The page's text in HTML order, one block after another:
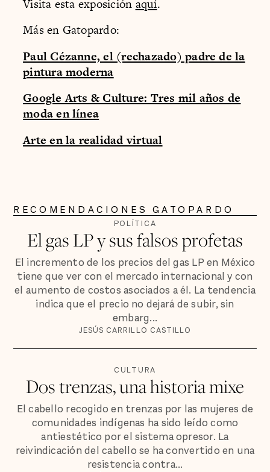
Visita esta exposición aquí.
Más en Gatopardo:
Paul Cézanne, el (rechazado) padre de la
pintura moderna
Google Arts & Culture: Tres mil años de
moda en línea
Arte en la realidad virtual
RECOMENDACIONES GATOPARDO
POLÍTICA
El gas LP y sus falsos profetas
El incremento de los precios del gas LP en México
tiene que ver con el mercado internacional y con
el aumento de costos asociados a él. La tendencia
indica que el precio no dejará de subir, sin
embarg...
JESÚS CARRILLO CASTILLO
CULTURA
Dos trenzas, una historia mixe
El cabello recogido en trenzas por las mujeres de
comunidades indígenas ha sido leído como
antiestético por el sistema opresor. La
reivindicación del cabello se ha convertido en una
resistencia contra...